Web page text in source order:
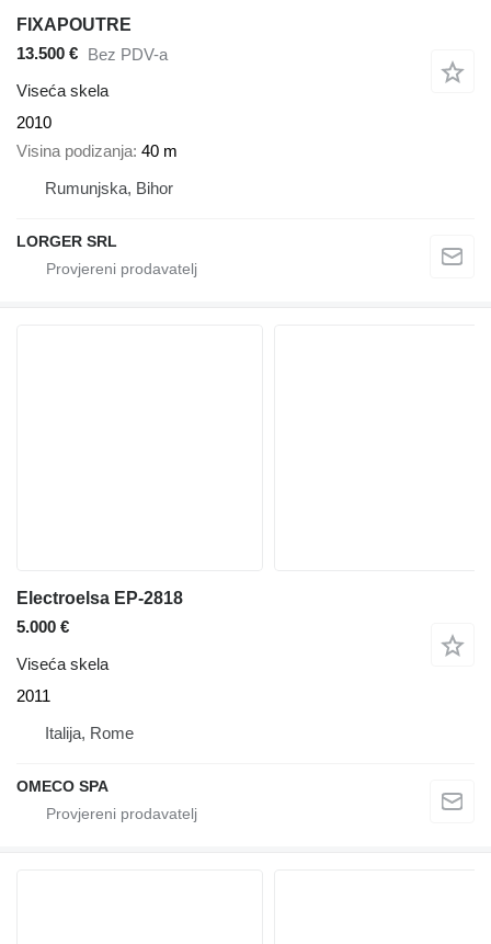
FIXAPOUTRE
13.500 € Bez PDV-a
Viseća skela
2010
Visina podizanja 40 m
Rumunjska, Bihor
LORGER SRL
Electroelsa EP-2818
5.000 €
Viseća skela
2011
Italija, Rome
OMECO SPA